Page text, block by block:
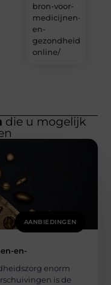
bron-voor-
medicijnen-
en-
online/
die u mogelijk
AANBIEDINGEN
en-
enorm
is de